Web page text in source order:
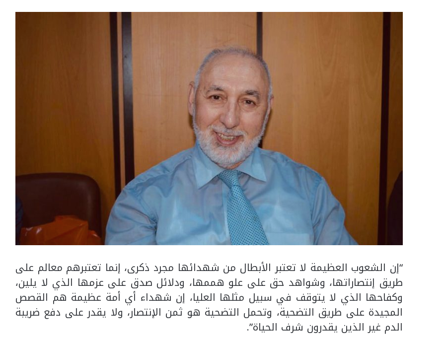
“إن الشعوب العظيمة لا تعتبر الأبطال من شهدائها مجرد ذكرى، إنما تعتبرهم معالم على
طريق إنتصاراتها، وشواهد حق على علو هممها، ودلائل صدق على عزمها الذي لا يلين،
وكفاحها الذي لا يتوقف في سبيل مثلها العليا، إن شهداء أي أمة عظيمة هم القصص
المجيدة على طريق التضحية، وتحمل التضحية هو ثمن الإنتصار، ولا يقدر على دفع ضريبة
الدم غير الذين يقدرون شرف الحياة”.